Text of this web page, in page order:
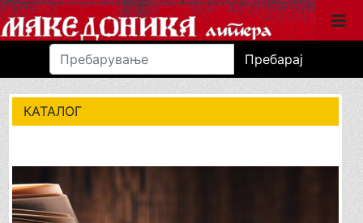
Пребарај
КАТАЛОГ